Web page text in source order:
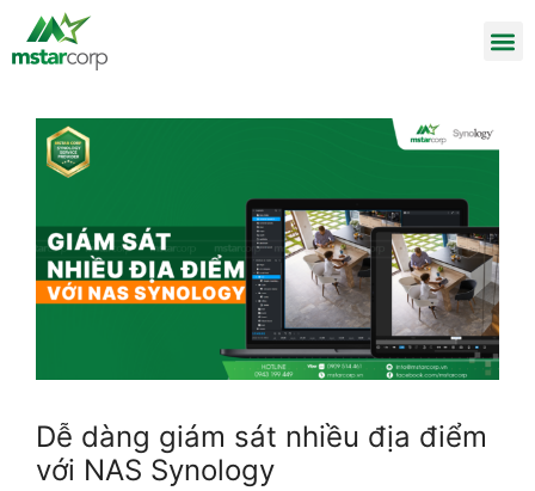
Dễ dàng giám sát nhiều địa điểm
với NAS Synology